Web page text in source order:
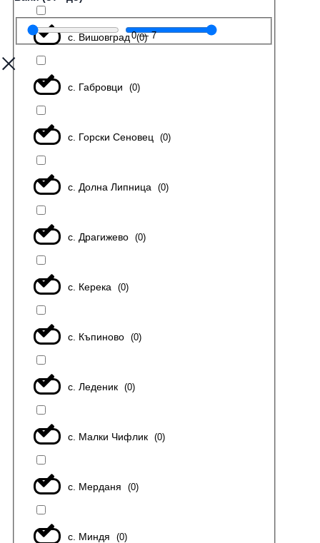
с. Вишовград (0)
с. Габровци (0)
с. Горски Сеновец (0)
с. Долна Липница (0)
с. Драгижево (0)
с. Керека (0)
с. Къпиново (0)
с. Леденик (0)
с. Малки Чифлик (0)
с. Мерданя (0)
с. Миндя (0)
0—7